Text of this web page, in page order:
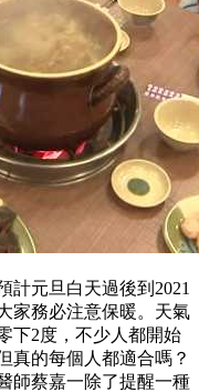
計元旦白天過後到2021
家務必注意保暖。天氣
下2度，不少人都開始
真的每個人都適合嗎？
師蔡嘉一除了提醒一種